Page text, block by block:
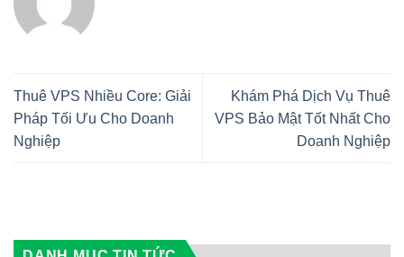
Thuê VPS Nhiều Core: Giải
Pháp Tối Ưu Cho Doanh
Nghiệp
Khám Phá Dịch Vụ Thuê
VPS Bảo Mật Tốt Nhất Cho
Doanh Nghiệp